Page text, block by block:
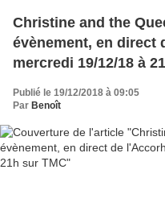
Christine and the
évènement, en direct
mercredi 19/12/18 à
Publié le 19/12/2018 à 09:05
Par Benoît